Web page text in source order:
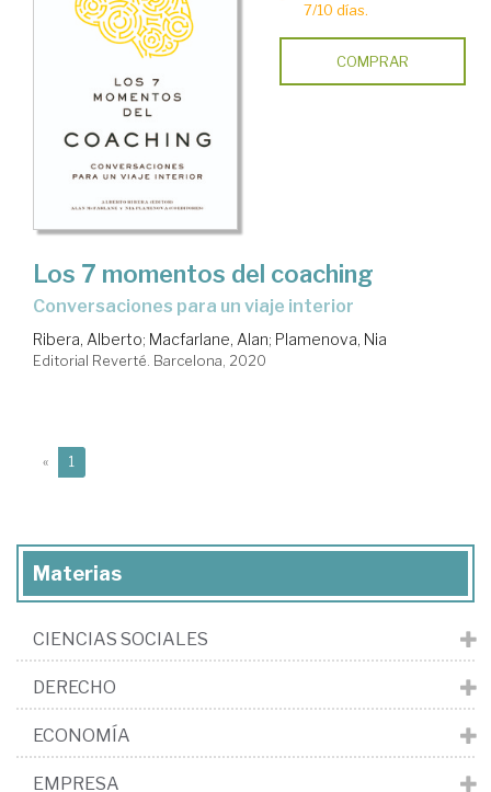
7/10 días.
COMPRAR
Los 7 momentos del coaching
conversaciones para un viaje interior
Ribera, Alberto; Macfarlane, Alan; Plamenova, Nia
Editorial Reverté. Barcelona, 2020
« 1
Materias
CIENCIAS SOCIALES
DERECHO
ECONOMÍA
EMPRESA